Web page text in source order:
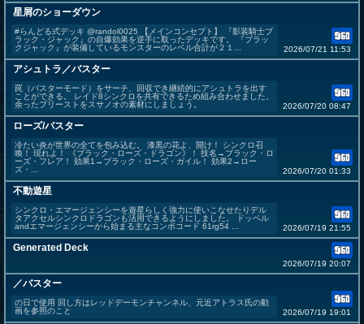
星屑のショーダウン
#らんどる式デッキ @randol0025 【メインコンセプト】 『影装騎士ブ
ラック・ジャック』の自爆効果を逆手に取ったデッキです。 『ブラッ
クジャック』が装備しているモンスターのレベル合計が２１...
2026/07/21 11:53
アシュトラ／バスター
罠（バスターモード）をサーチ、回収でき継続的にアシュトラを出す
ことができる。 レイド8シンクロを共有できるため組み合わせました。
余ったプリーストをスサノオの素材にしましょう。
2026/07/20 08:47
ローズ/バスター
冷たい炎が世界の全てを包み込む。 漆黒の花よ、開け！ シンクロ召
喚！ 現れよ！ 《ブラック・ローズ・ドラゴン》！ 技名→ブラック・ロ
ーズ・フレア！ 効果1→ブラック・ローズ・ガイル！ 効果2→ロー
ズ・...
2026/07/20 01:33
不動遊星
シンクロ・エマージェンシーを遊星らしく強力に使いこなせたりデル
タアクセルシンクロドラゴンも活用できるようにしました。 ドッペル
andエマージェンシーから始まる主なコンボコード 61rg54 ...
2026/07/19 21:55
Generated Deck
2026/07/19 20:07
／バスター
の日で使用 回し方はレッドデーモンチャンネル、元近アトラス氏の動
画を参照のこと
2026/07/19 19:01